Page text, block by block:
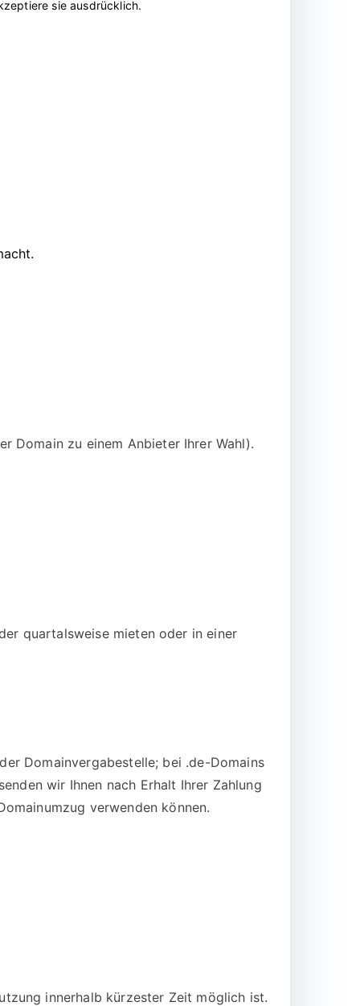
sie ausdrücklich.
Domain zu einem Anbieter Ihrer Wahl).
quartalsweise mieten oder in einer
Domainvergabestelle; bei .de-Domains
wir Ihnen nach Erhalt Ihrer Zahlung
verwenden können.
innerhalb kürzester Zeit möglich ist.